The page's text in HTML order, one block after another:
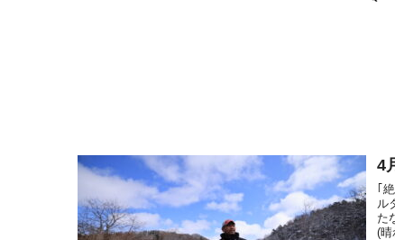
4
｢
ル
た
(晴